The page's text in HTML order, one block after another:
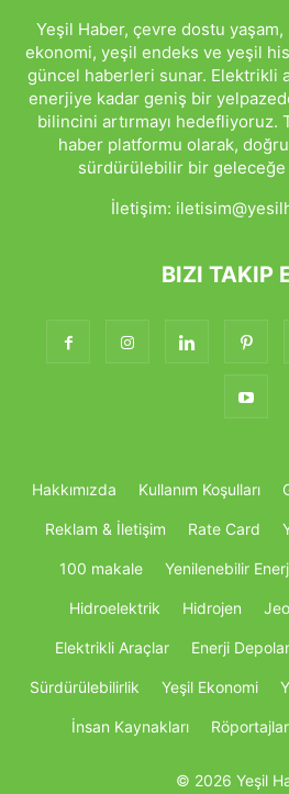
Yeşil Haber, çevre dostu
ekonomi, yeşil endeks ve yeşil
güncel haberleri sunar. Elektrikli
enerjiye kadar geniş bir
bilincini artırmayı
haber platformu olarak,
sürdürülebilir bir geleceğe
İletişim:
BIZI TAKIP
Hakkımızda Kullanım Koşulları
Reklam & İletişim Rate Card
100 makale Yenilenebilir
Hidroelektrik Hidrojen
Elektrikli Araçlar Enerji
Sürdürülebilirlik Yeşil Ekonomi
İnsan Kaynakları Röportajlar
© 2026 Yeşil